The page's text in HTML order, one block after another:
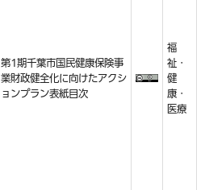
第1期千葉市国民健康保険事
業財政健全化に向けたアクシ
ョンプラン表紙目次
福
祉・
健
康・
医療